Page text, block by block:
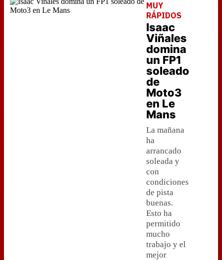
MUY
RÁPIDOS
Isaac
Viñales
domina
un FP1
soleado
de
Moto3
en Le
Mans
La mañana
ha
arrancado
soleada y
con
condiciones
de pista
buenas.
Esto ha
permitido
mucho
trabajo y el
mejor